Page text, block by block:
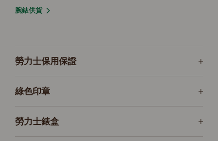
腕錶供貨
勞力士保用保證
綠色印章
勞力士錶盒